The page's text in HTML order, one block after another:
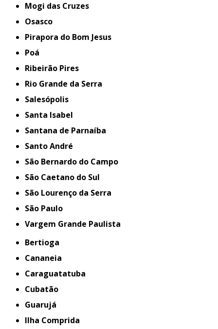
Mogi das Cruzes
Osasco
Pirapora do Bom Jesus
Poá
Ribeirão Pires
Rio Grande da Serra
Salesópolis
Santa Isabel
Santana de Parnaíba
Santo André
São Bernardo do Campo
São Caetano do Sul
São Lourenço da Serra
São Paulo
Vargem Grande Paulista
Bertioga
Cananeia
Caraguatatuba
Cubatão
Guarujá
Ilha Comprida